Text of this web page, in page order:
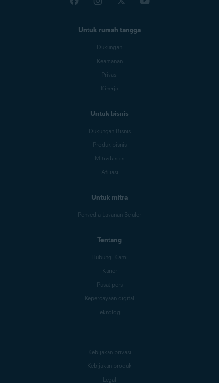
Untuk rumah tangga
Dukungan
Keamanan
Privasi
Kinerja
Untuk bisnis
Dukungan Bisnis
Produk bisnis
Mitra bisnis
Afiliasi
Untuk mitra
Penyedia Layanan Seluler
Tentang
Hubungi Kami
Karier
Pusat pers
Kepercayaan digital
Teknologi
Kebijakan privasi
Kebijakan produk
Legal